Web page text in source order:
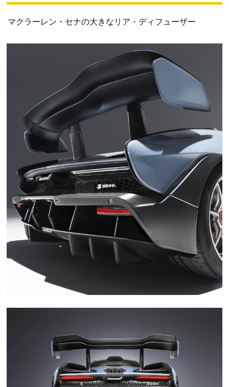
マクラーレン・セナの大きなリア・ディフューザー